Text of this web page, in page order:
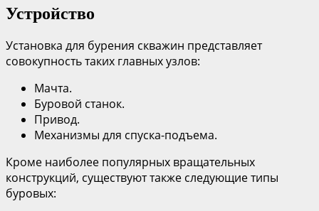
Устройство
Установка для бурения скважин представляет
совокупность таких главных узлов:
Мачта.
Буровой станок.
Привод.
Механизмы для спуска-подъема.
Кроме наиболее популярных вращательных
конструкций, существуют также следующие типы
буровых: